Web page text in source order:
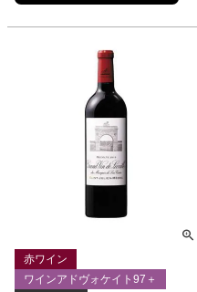
赤ワイン
ワインアドヴォケイト97＋